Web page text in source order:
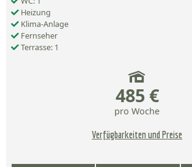
Heizung
Klima-Anlage
Fernseher
Terrasse: 1
485 €
pro Woche
Verfügbarkeiten und Preise